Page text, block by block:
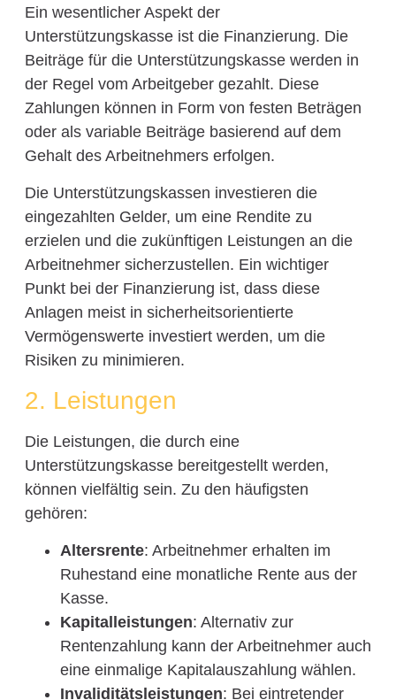
Ein wesentlicher Aspekt der
Unterstützungskasse ist die Finanzierung. Die
Beiträge für die Unterstützungskasse werden in
der Regel vom Arbeitgeber gezahlt. Diese
Zahlungen können in Form von festen Beträgen
oder als variable Beiträge basierend auf dem
Gehalt des Arbeitnehmers erfolgen.
Die Unterstützungskassen investieren die
eingezahlten Gelder, um eine Rendite zu
erzielen und die zukünftigen Leistungen an die
Arbeitnehmer sicherzustellen. Ein wichtiger
Punkt bei der Finanzierung ist, dass diese
Anlagen meist in sicherheitsorientierte
Vermögenswerte investiert werden, um die
Risiken zu minimieren.
2. Leistungen
Die Leistungen, die durch eine
Unterstützungskasse bereitgestellt werden,
können vielfältig sein. Zu den häufigsten
gehören:
Altersrente: Arbeitnehmer erhalten im
Ruhestand eine monatliche Rente aus der
Kasse.
Kapitalleistungen: Alternativ zur
Rentenzahlung kann der Arbeitnehmer auch
eine einmalige Kapitalauszahlung wählen.
Invaliditätsleistungen: Bei eintretender